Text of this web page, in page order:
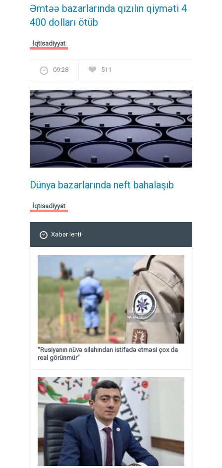
Əmtəə bazarlarında qızılın qiyməti 4
400 dolları ötüb
İqtisadiyyat
09:28 511
Dünya bazarlarında neft bahalaşıb
İqtisadiyyat
Xəbər lenti
“Rusiyanın nüvə silahından istifadə etməsi çox da
real görünmür”